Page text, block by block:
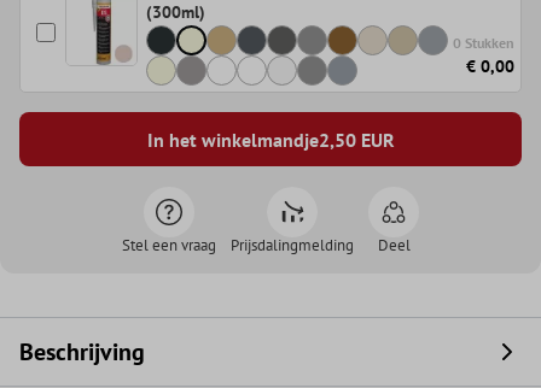
(300ml)
0 Stukken
€ 0,00
In het winkelmandje2,50EUR
Stel een vraag Prijsdalingmelding Deel
Beschrijving